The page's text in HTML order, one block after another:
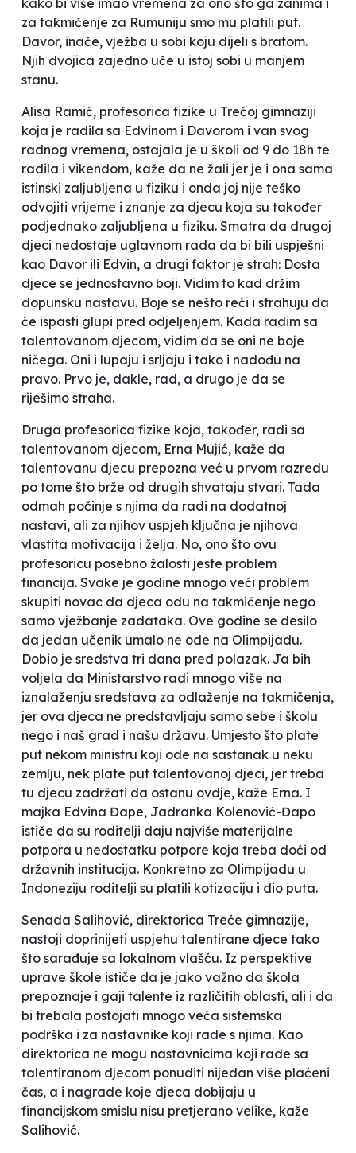
kako bi više imao vremena za ono što ga zanima i
za takmičenje za Rumuniju smo mu platili put.
Davor, inače, vježba u sobi koju dijeli s bratom.
Njih dvojica zajedno uče u istoj sobi u manjem
stanu.
Alisa Ramić, profesorica fizike u Trećoj gimnaziji
koja je radila sa Edvinom i Davorom i van svog
radnog vremena, ostajala je u školi od 9 do 18h te
radila i vikendom, kaže da ne žali jer je i ona sama
istinski zaljubljena u fiziku i onda joj nije teško
odvojiti vrijeme i znanje za djecu koja su također
podjednako zaljubljena u fiziku. Smatra da drugoj
djeci nedostaje uglavnom rada da bi bili uspješni
kao Davor ili Edvin, a drugi faktor je strah: Dosta
djece se jednostavno boji. Vidim to kad držim
dopunsku nastavu. Boje se nešto reći i strahuju da
će ispasti glupi pred odjeljenjem. Kada radim sa
talentovanom djecom, vidim da se oni ne boje
ničega. Oni i lupaju i srljaju i tako i nadođu na
pravo. Prvo je, dakle, rad, a drugo je da se
riješimo straha.
Druga profesorica fizike koja, također, radi sa
talentovanom djecom, Erna Mujić, kaže da
talentovanu djecu prepozna već u prvom razredu
po tome što brže od drugih shvataju stvari. Tada
odmah počinje s njima da radi na dodatnoj
nastavi, ali za njihov uspjeh ključna je njihova
vlastita motivacija i želja. No, ono što ovu
profesoricu posebno žalosti jeste problem
financija. Svake je godine mnogo veći problem
skupiti novac da djeca odu na takmičenje nego
samo vježbanje zadataka. Ove godine se desilo
da jedan učenik umalo ne ode na Olimpijadu.
Dobio je sredstva tri dana pred polazak. Ja bih
voljela da Ministarstvo radi mnogo više na
iznalaženju sredstava za odlaženje na takmičenja,
jer ova djeca ne predstavljaju samo sebe i školu
nego i naš grad i našu državu. Umjesto što plate
put nekom ministru koji ode na sastanak u neku
zemlju, nek plate put talentovanoj djeci, jer treba
tu djecu zadržati da ostanu ovdje, kaže Erna. I
majka Edvina Đape, Jadranka Kolenović-Đapo
ističe da su roditelji daju najviše materijalne
potpora u nedostatku potpore koja treba doći od
državnih institucija. Konkretno za Olimpijadu u
Indoneziju roditelji su platili kotizaciju i dio puta.
Senada Salihović, direktorica Treće gimnazije,
nastoji doprinijeti uspjehu talentirane djece tako
što sarađuje sa lokalnom vlašću. Iz perspektive
uprave škole ističe da je jako važno da škola
prepoznaje i gaji talente iz različitih oblasti, ali i da
bi trebala postojati mnogo veća sistemska
podrška i za nastavnike koji rade s njima. Kao
direktorica ne mogu nastavnicima koji rade sa
talentiranom djecom ponuditi nijedan više plaćeni
čas, a i nagrade koje djeca dobijaju u
financijskom smislu nisu pretjerano velike, kaže
Salihović.